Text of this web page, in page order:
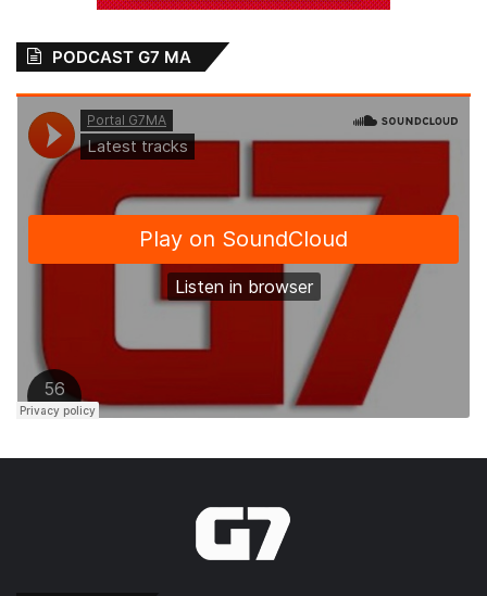
PODCAST G7 MA